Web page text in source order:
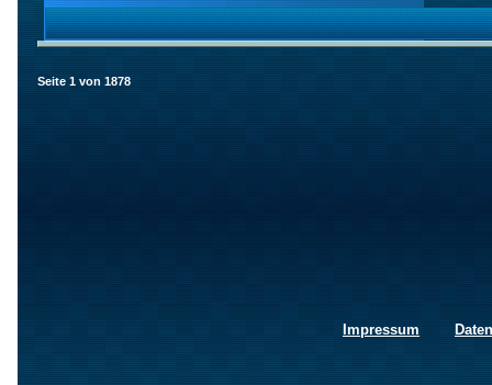
Seite 1 von 1878
Impressum